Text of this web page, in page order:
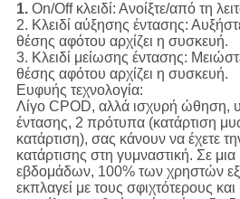
1. On/Off κλειδί: Ανοίξτε/από τη
2. Κλειδί αύξησης έντασης:
θέσης αφότου αρχίζει η συσκευή.
3. Κλειδί μείωσης έντασης:
θέσης αφότου αρχίζει η συσκευή.
Ευφυής τεχνολογία:
Λίγο CPOD, αλλά ισχυρή ώθηση,
έντασης, 2 πρότυπα (κατάρτιση
κατάρτιση), σας κάνουν να έχετε
κατάρτισης στη γυμναστική. Σε μια
εβδομάδων, 100% των χρηστών
εκπλαγεί με τους σφιχτότερους